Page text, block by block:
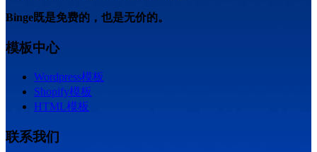
Binge既是免费的，也是无价的。
模板中心
Wordpress模板
Shopify模板
HTML模板
联系我们